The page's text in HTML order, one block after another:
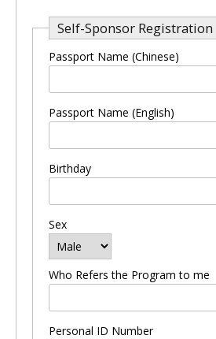
Self-Sponsor Registration
Passport Name (Chinese)
Passport Name (English)
Birthday
Sex
Who Refers the Program to me
Personal ID Number